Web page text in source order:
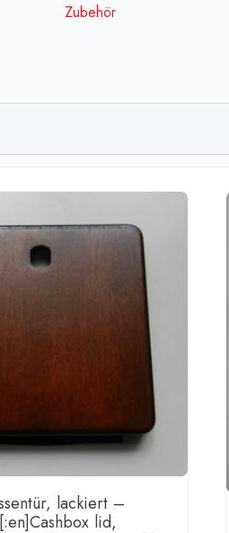
Zubehör
lackiert –
lid,